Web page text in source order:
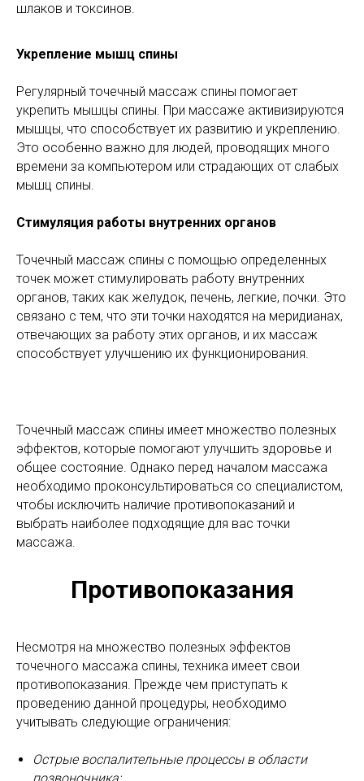
шлаков и токсинов.
Укрепление мышц спины
Регулярный точечный массаж спины помогает
укрепить мышцы спины. При массаже активизируются
мышцы, что способствует их развитию и укреплению.
Это особенно важно для людей, проводящих много
времени за компьютером или страдающих от слабых
мышц спины.
Стимуляция работы внутренних органов
Точечный массаж спины с помощью определенных
точек может стимулировать работу внутренних
органов, таких как желудок, печень, легкие, почки. Это
связано с тем, что эти точки находятся на меридианах,
отвечающих за работу этих органов, и их массаж
способствует улучшению их функционирования.
Точечный массаж спины имеет множество полезных
эффектов, которые помогают улучшить здоровье и
общее состояние. Однако перед началом массажа
необходимо проконсультироваться со специалистом,
чтобы исключить наличие противопоказаний и
выбрать наиболее подходящие для вас точки
массажа.
Противопоказания
Несмотря на множество полезных эффектов
точечного массажа спины, техника имеет свои
противопоказания. Прежде чем приступать к
проведению данной процедуры, необходимо
учитывать следующие ограничения:
Острые воспалительные процессы в области